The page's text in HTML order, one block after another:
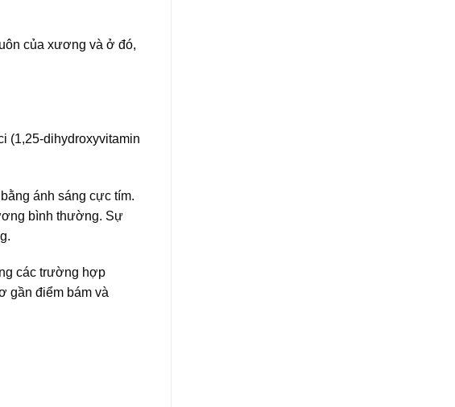
của xương và ở đó,
(1,25-dihydroxyvitamin
ánh sáng cực tím.
bình thường. Sự
các trường hợp
gần điểm bám và